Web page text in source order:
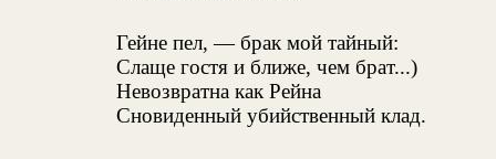
Гейне пел, — брак мой тайный:
Слаще гостя и ближе, чем брат...)
Невозвратна как Рейна
Сновиденный убийственный клад.